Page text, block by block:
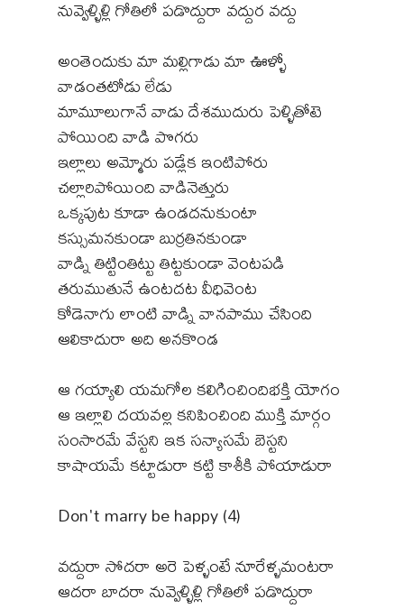
నువ్వెళ్ళిళ్లి గోతిలో పడొద్దురా వద్దుర వద్దు
అంతెందుకు మా మల్లిగాడు మా ఊళ్ళో
వాడంతటోడు లేడు
మామూలుగానే వాడు దేశముదురు పెళ్ళితోటె
పోయింది వాడి పొగరు
ఇల్లాలు అమ్మోరు పడ్లేక ఇంటిపోరు
చల్లారిపోయింది వాడినెత్తురు
ఒక్కపుట కూడా ఉండదనుకుంటా
కస్సుమనకుండా బుర్రతినకుండా
వాడ్ని తిట్టింతిట్టు తిట్టకుండా వెంటపడి
తరుముతునే ఉంటదట వీధివెంట
కోడెనాగు లాంటి వాడ్ని వానపాము చేసింది
ఆలికాదురా అది అనకొండ
ఆ గయ్యాలి యమగోల కలిగించిందిభక్తి యోగం
ఆ ఇల్లాలి దయవల్ల కనిపించింది ముక్తి మార్గం
సంసారమే వేస్టని ఇక సన్యాసమే బెస్టని
కాషాయమే కట్టాడురా కట్టి కాశీకి పోయాడురా
Don't marry be happy (4)
వద్దురా సోదరా అరె పెళ్ళంటే నూరేళ్ళమంటరా
ఆదరా బాదరా నువ్వెళ్ళిళ్లి గోతిలో పడొద్దురా